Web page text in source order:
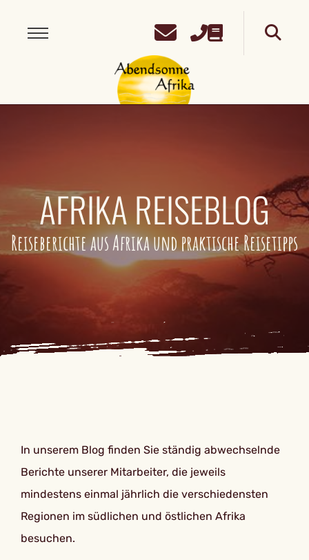
AFRIKA REISEBLOG
Reiseberichte aus Afrika und praktische Reisetipps
In unserem Blog finden Sie ständig abwechselnde
Berichte unserer Mitarbeiter, die jeweils
mindestens einmal jährlich die verschiedensten
Regionen im südlichen und östlichen Afrika
besuchen.